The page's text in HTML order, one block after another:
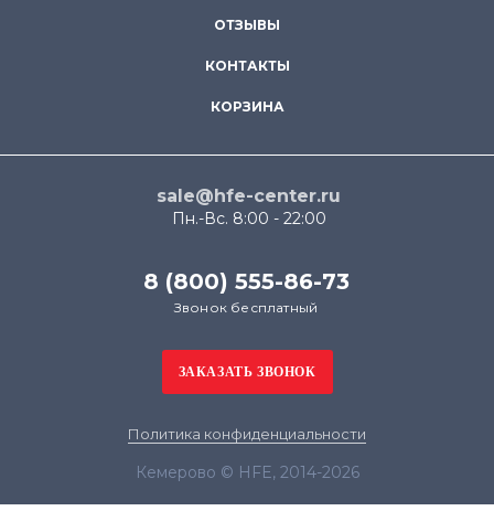
ОТЗЫВЫ
КОНТАКТЫ
КОРЗИНА
sale@hfe-center.ru
Пн.-Вс. 8:00 - 22:00
8 (800) 555-86-73
Звонок бесплатный
Политика конфиденциальности
Кемерово © HFE, 2014-2026